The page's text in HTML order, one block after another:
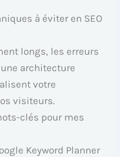
à éviter en SEO
longs, les erreurs
architecture
votre
visiteurs.
clés pour mes
Keyword Planner